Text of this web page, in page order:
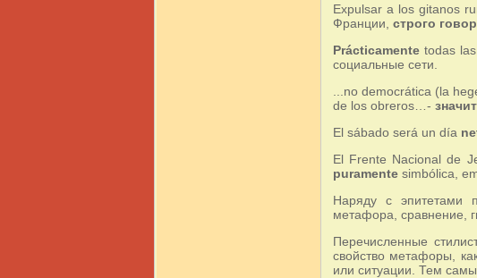
Expulsar a los gitanos
Франции, строго
Prácticamente todas
социальные сети.
...no democrática (la
de los obreros…-
El sábado será un día
El Frente Nacional de
puramente simbólica,
Наряду с эпитетами
метафора, сравнение,
Перечисленные
свойство метафоры,
или ситуации. Тем